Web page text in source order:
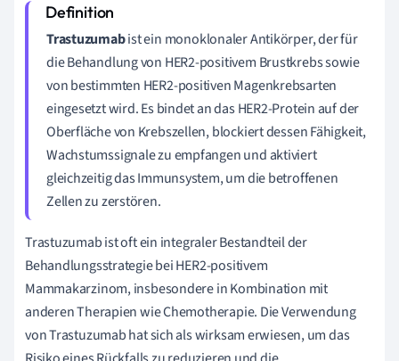
Trastuzumabist ein monoklonaler Antikörper, der für
die Behandlung von HER2-positivem Brustkrebs sowie
von bestimmten HER2-positiven Magenkrebsarten
eingesetzt wird. Es bindet an das HER2-Protein auf der
Oberfläche von Krebszellen, blockiert dessen Fähigkeit,
Wachstumssignale zu empfangen und aktiviert
gleichzeitig das Immunsystem, um die betroffenen
Zellen zu zerstören.
Trastuzumab ist oft ein integraler Bestandteil der
Behandlungsstrategie bei HER2-positivem
Mammakarzinom, insbesondere in Kombination mit
anderen Therapien wie Chemotherapie. Die Verwendung
von Trastuzumab hat sich als wirksam erwiesen, um das